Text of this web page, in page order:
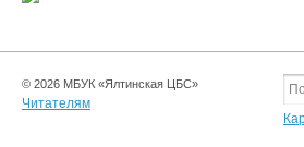
© 2026 МБУК «Ялтинская ЦБС»
Читателям